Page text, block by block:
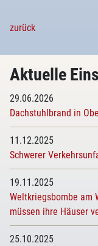
zurück
Aktuelle
29.06.2026
Dachstuhlbrand in
11.12.2025
Schwerer
19.11.2025
Weltkriegsbombe am
müssen ihre Häuser
25.10.2025